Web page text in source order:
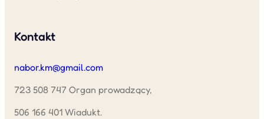
Kontakt
nabor.km@gmail.com
723 508 747 Organ prowadzący,
506 166 401 Wiadukt.